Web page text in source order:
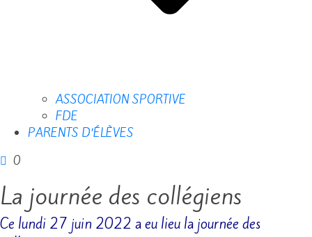
ASSOCIATION SPORTIVE
FDE
PARENTS D’ÉLÈVES
0
La journée des collégiens
Ce lundi 27 juin 2022 a eu lieu la journée des